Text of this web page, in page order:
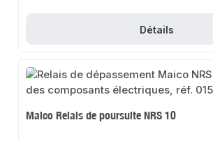
Détails
Maico Relais de poursuite NRS 10